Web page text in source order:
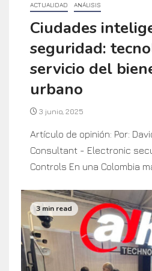
ACTUALIDAD ANÁLISIS
Ciudades
seguridad:
servicio del
urbano
3 junio, 2025
Artículo de opinión: Por:
Consultant - Electronic
Controls En una Colombia
3 min read